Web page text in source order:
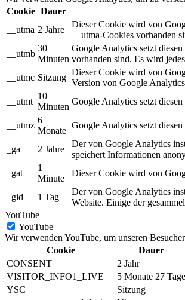
Cookie Dauer
__utma 2 Jahre
Dieser Cookie wird von
__utma-Cookies vorhanden
__utmb
30
Minuten
Google Analytics setzt
vorhanden sind. Es wird
__utmc Sitzung
Dieser Cookie wird von
Version von Google
__utmt
10
Minuten
Google Analytics setzt
__utmz
6
Monate
Google Analytics setzt
_ga 2 Jahre
Der von Google Analytics
speichert Informationen
_gat
1
Minute
Dieser Cookie wird von
_gid 1 Tag
Der von Google Analytics
Website. Einige der
YouTube
YouTube
Wir verwenden YouTube, um unseren
Cookie
Dauer
CONSENT
2 Jahr
VISITOR_INFO1_LIVE
5 Monate 27 Tage
YSC
Sitzung